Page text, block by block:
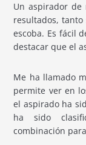
Un aspirador de
resultados, tanto
escoba. Es fácil
destacar que el
Me ha llamado
permite ver en
el aspirado ha
ha sido
combinación